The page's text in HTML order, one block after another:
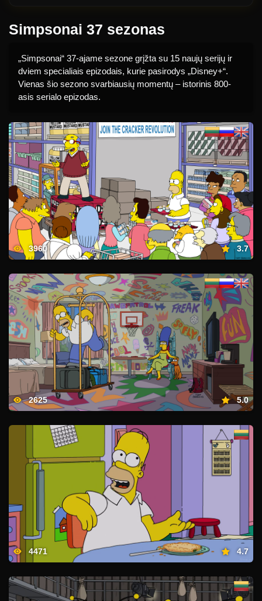
Simpsonai 37 sezonas
„Simpsonai“ 37-ajame sezone grįžta su 15 naujų serijų ir
dviem specialiais epizodais, kurie pasirodys „Disney+“.
Vienas šio sezono svarbiausių momentų – istorinis 800-
asis serialo epizodas.
3960 3.7
2625 5.0
4471 4.7